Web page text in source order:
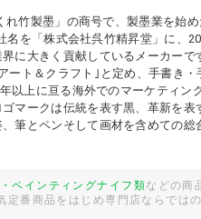
竹製墨」の商号で、製墨業を始
を「株式会社呉竹精昇堂」に、
に大きく貢献しているメーカー
ト＆クラフト｣と定め、手書き
以上に亘る海外でのマーケティン
マークは伝統を表す黒、革新を
筆とペンそして画材を含めての総
ペインティングナイフ類などの商
番商品をはじめ専門店ならではの